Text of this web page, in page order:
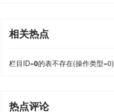
相关热点
栏目ID=0的表不存在(操作类型=0)
热点评论